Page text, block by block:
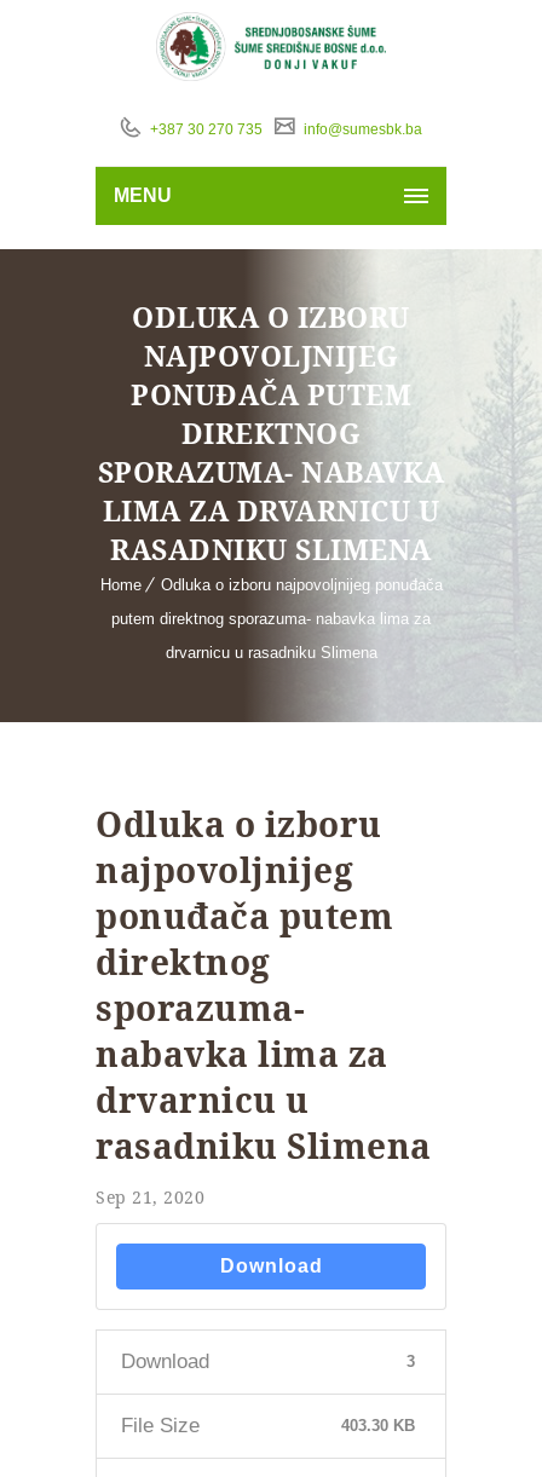
+387 30 270 735 info@sumesbk.ba
MENU
ODLUKA O IZBORU
NAJPOVOLJNIJEG
PONUĐAČA PUTEM
DIREKTNOG
SPORAZUMA- NABAVKA
LIMA ZA DRVARNICU U
RASADNIKU SLIMENA
Home
Odluka o izboru najpovoljnijeg ponuđača
putem direktnog sporazuma- nabavka lima za
drvarnicu u rasadniku Slimena
Odluka o izboru
najpovoljnijeg
ponuđača putem
direktnog
sporazuma-
nabavka lima za
drvarnicu u
rasadniku Slimena
Sep 21, 2020
Download
Download 3
File Size 403.30 KB